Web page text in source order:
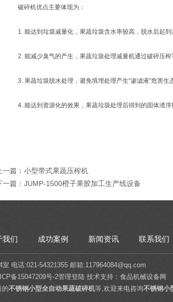
破碎机优点主要体现为：
1. 能达到垃圾减量化，果蔬垃圾含水率较高，脱水后起到
2. 能减少臭气的产生，果蔬垃圾处理减量机通过破碎压榨
3. 果蔬垃圾脱水处理，避免填埋处理产生“渗滤液”危害生
4. 能达到资源化的效果，果蔬垃圾处理后得到的固体渣滓
一篇： 小型带式果蔬压榨机
一篇： JUMP-1500橙子果胶加工生产线设备
我们 成功案例 新闻资讯 联系我们
电话:021-54321355 邮箱:117964084@qq.com
备15047209号-2管理登陆 技术支持： 食品机械设备网
的不锈钢小型全自动果蔬破碎机等,欢迎来电咨询不锈钢小